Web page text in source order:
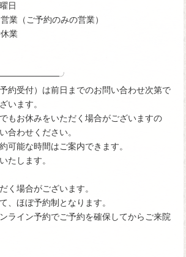
予約のみの営業）
業
約受付）は前日までのお問い合わせ次第で
います。
もお休みをいただく場合がございますの
合わせください。
可能な時間はご案内できます。
たします。
く場合がございます。
、ほぼ予約制となります。
ライン予約でご予約を確保してからご来院